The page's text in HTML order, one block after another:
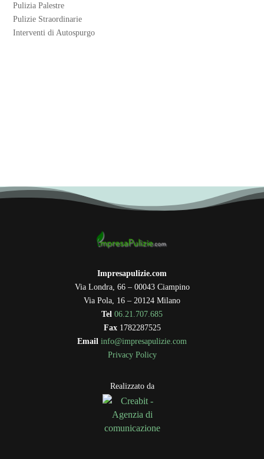
Pulizia Palestre
Pulizie Straordinarie
Interventi di Autospurgo
Impresapulizie.com
Via Londra, 66 – 00043 Ciampino
Via Pola, 16 – 20124 Milano
Tel 06.21.707.685
Fax1782287525
Email info@impresapulizie.com
Privacy Policy
Realizzato da